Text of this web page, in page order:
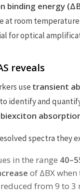
binding energy
at room
for optical
reveals
use transient
to identify and
spectra they
in the range
of ΔBX
from 9 to 3